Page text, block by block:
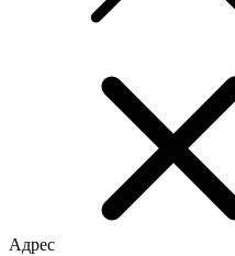
Адрес